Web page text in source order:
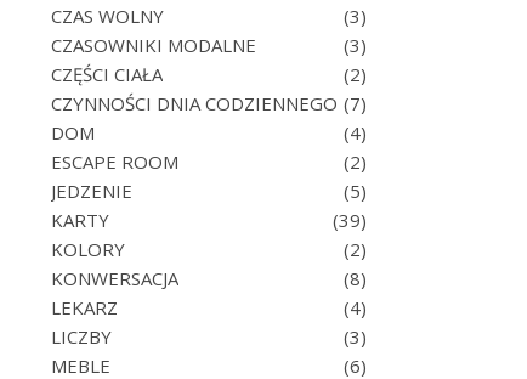
CZAS WOLNY
(3)
CZASOWNIKI MODALNE
(3)
CZĘŚCI CIAŁA
(2)
CZYNNOŚCI DNIA CODZIENNEGO (7)
DOM
(4)
ESCAPE ROOM
(2)
JEDZENIE
(5)
KARTY
(39)
KOLORY
(2)
KONWERSACJA
(8)
LEKARZ
(4)
LICZBY
(3)
MEBLE
(6)